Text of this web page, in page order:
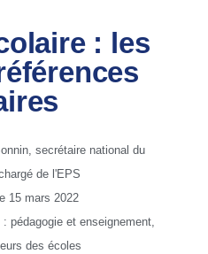
: les
secrétaire national du
de l'EPS
15 mars 2022
: pédagogie et enseignement,
des écoles